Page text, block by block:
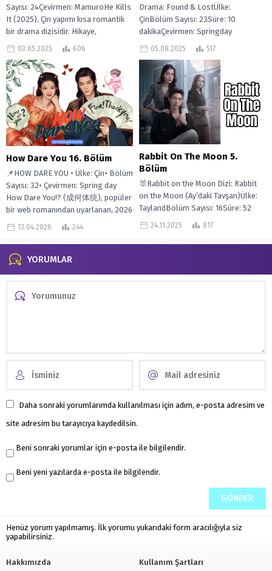
Sayısı: 24Çevirmen: MamuroHe Kills
It (2025), Çin yapımı kısa romantik
bir drama dizisidir. Hikaye,
geleneksel...
03.05.2025 606
Drama: Found & LostÜlke:
ÇinBölüm Sayısı: 23Süre: 10
dakikaÇevirmen: Springday
Cumhuriyet dönemi Çin’inde geçen
bu hikâyede, Su Manli adlı genç...
05.08.2025 517
How Dare You 16. Bölüm
📌HOW DARE YOU • Ülke: Çin• Bölüm
Sayısı: 32• Çevirmen: Spring day
How Dare You!? (成何体统), popüler
bir web romanından uyarlanan, 2026
yapımı...
13.04.2026 244
Rabbit On The Moon 5.
Bölüm
🐰Rabbit on the Moon Dizi: Rabbit
on the Moon (Ay’daki Tavşan)Ülke:
TaylandBölüm Sayısı: 16Süre: 52
dk.Çevirmen: Springday Jira, yirmi
24.11.2025 817
YORUMLAR
Daha sonraki yorumlarımda kullanılması için adım, e-posta adresim ve
site adresim bu tarayıcıya kaydedilsin.
Beni sonraki yorumlar için e-posta ile bilgilendir.
Beni yeni yazılarda e-posta ile bilgilendir.
Henüz yorum yapılmamış. İlk yorumu yukarıdaki form aracılığıyla siz
yapabilirsiniz.
Hakkımızda Kullanım Şartları